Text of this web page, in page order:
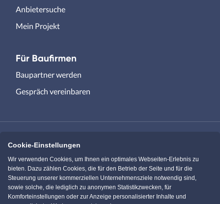
Anbietersuche
Mein Projekt
Für Baufirmen
Baupartner werden
Gespräch vereinbaren
Immowelt.de Bauen.de
Massivhaus.de Bungalow.de
Cookie-Einstellungen
Wir verwenden Cookies, um Ihnen ein optimales Webseiten-Erlebnis zu
bieten. Dazu zählen Cookies, die für den Betrieb der Seite und für die
Steuerung unserer kommerziellen Unternehmensziele notwendig sind,
sowie solche, die lediglich zu anonymen Statistikzwecken, für
Komforteinstellungen oder zur Anzeige personalisierter Inhalte und